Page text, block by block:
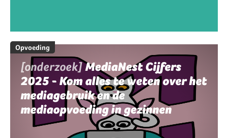
Opvoeding
[onderzoek]MediaNest Cijfers
2025 - Kom alles te weten over het
mediagebruik en de
mediaopvoeding in gezinnen